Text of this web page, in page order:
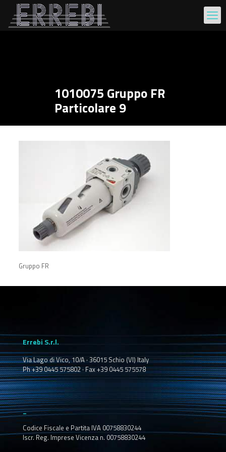
1010075 Gruppo FR
Particolare 9
Gruppo FR
Errebi S.r.l.
Via Lago di Vico, 10/A · 36015 Schio (VI) Italy
Ph +39 0445 575802 · Fax +39 0445 575578
_
Codice Fiscale e Partita IVA 00758830244
Iscr. Reg. Imprese Vicenza n. 00758830244